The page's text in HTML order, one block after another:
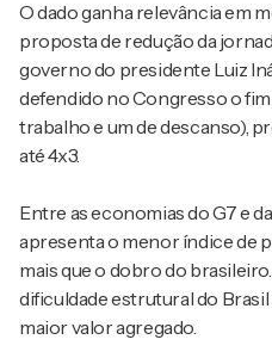
O dado ganha relevância em
proposta de redução da
governo do presidente Luiz
defendido no Congresso o fim
trabalho e um de descanso),
até 4x3.
Entre as economias do G7 e
apresenta o menor índice de
mais que o dobro do
dificuldade estrutural do
maior valor agregado.